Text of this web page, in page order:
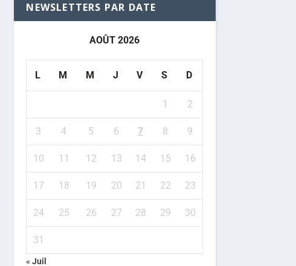
NEWSLETTERS PAR DATE
AOÛT 2026
L M M J V S D
1 2
3 4 5 6 7 8 9
10 11 12 13 14 15 16
17 18 19 20 21 22 23
24 25 26 27 28 29 30
31
« Juil